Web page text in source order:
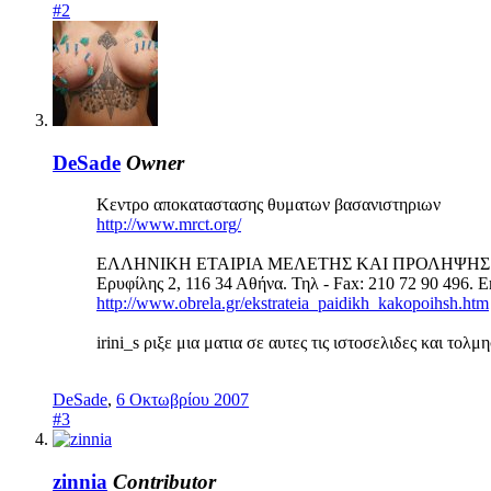
#2
DeSade Owner
Kεντρο αποκαταστασης θυματων βασανιστηριων
http://www.mrct.org/
ΕΛΛΗΝΙΚΗ ΕΤΑΙΡΙΑ ΜΕΛΕΤΗΣ ΚΑΙ
Ερυφίλης 2, 116 34 Αθήνα. Τηλ - Fax: 210 72 90 496.
http://www.obrela.gr/ekstrateia_paidikh_kakopoihsh.htm
irini_s ριξε μια ματια σε αυτες τις ιστοσελιδες και
DeSade, 6 Οκτωβρίου 2007
#3
zinnia Contributor